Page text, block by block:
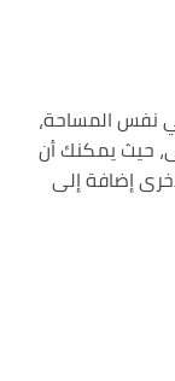
نفس المساحة،
حيث يمكنك أن
إضافة إلى